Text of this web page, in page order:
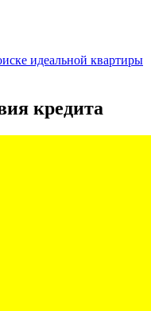
идеальной квартиры
кредита